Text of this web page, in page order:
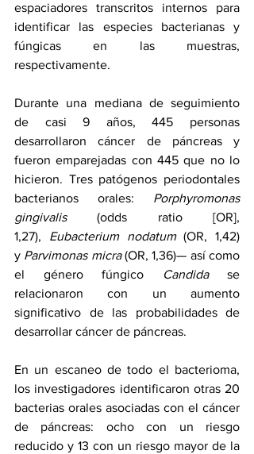
espaciadores transcritos internos para
identificar las especies bacterianas y
fúngicas en las muestras,
respectivamente.
Durante una mediana de seguimiento
de casi 9 años, 445 personas
desarrollaron cáncer de páncreas y
fueron emparejadas con 445 que no lo
hicieron. Tres patógenos periodontales
bacterianos orales: Porphyromonas
gingivalis (odds ratio [OR],
1,27), Eubacterium nodatum (OR, 1,42)
y Parvimonas micra (OR, 1,36)— así como
el género fúngico
Candida se
relacionaron con un aumento
significativo de las probabilidades de
desarrollar cáncer de páncreas.
En un escaneo de todo el bacterioma,
los investigadores identificaron otras 20
bacterias orales asociadas con el cáncer
de páncreas: ocho con un riesgo
reducido y 13 con un riesgo mayor de la